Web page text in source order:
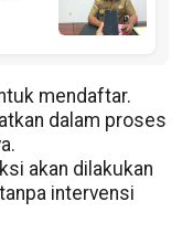
mendaftar.
dalam proses
akan dilakukan
intervensi